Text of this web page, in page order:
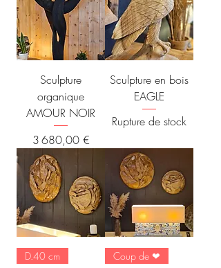
Sculpture
organique
AMOUR NOIR
Prix
3 680,00 €
Sculpture en bois
EAGLE
Rupture de stock
D.40 cm Coup de ❤